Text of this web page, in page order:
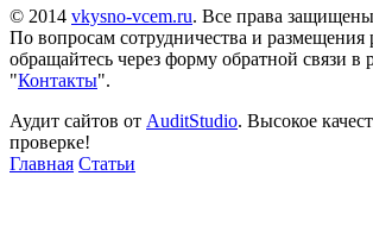
© 2014 vkysno-vcem.ru. Все права
По вопросам сотрудничества и размещения
обращайтесь через форму обратной связи в
"Контакты".
Аудит сайтов от AuditStudio. Высокое
проверке!
Главная Статьи